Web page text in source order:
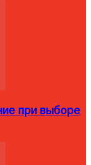
при выборе